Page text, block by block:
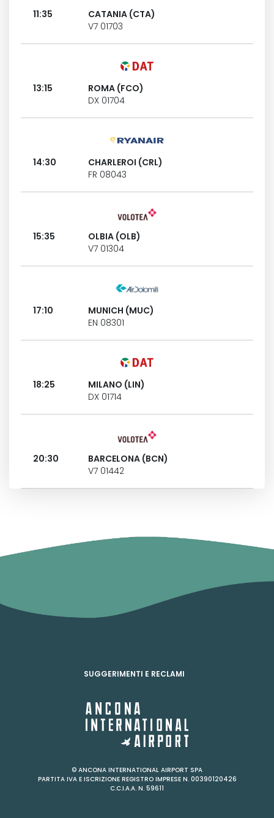
11:35
CATANIA (CTA)
V7 01703
13:15
ROMA (FCO)
DX 01704
14:30
CHARLEROI (CRL)
FR 08043
15:35
OLBIA (OLB)
V7 01304
17:10
MUNICH (MUC)
EN 08301
18:25
MILANO (LIN)
DX 01714
20:30
BARCELONA (BCN)
V7 01442
SUGGERIMENTI E RECLAMI
© ANCONA INTERNATIONAL AIRPORT SPA
PARTITA IVA E ISCRIZIONE REGISTRO IMPRESE N. 00390120426
C.C.I.A.A. N. 59611